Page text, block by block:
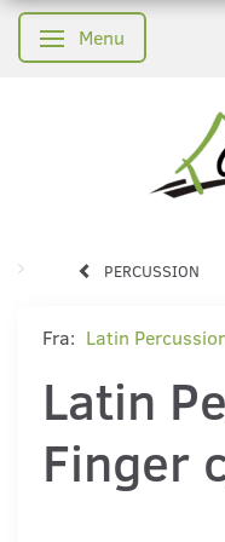
Skifte navigation
Menu
PERCUSSION
Fra: Latin
Latin
Finger